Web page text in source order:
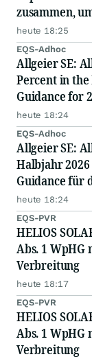
zusammen,
angelegten
auszutauschen
heute 18:25
EQS-Adhoc
Allgeier SE:
Percent in
Guidance for
heute 18:24
EQS-Adhoc
Allgeier SE:
Halbjahr
Guidance für
heute 18:24
EQS-PVR
HELIOS
Abs. 1
Verbreitung
heute 18:17
EQS-PVR
HELIOS
Abs. 1
Verbreitung